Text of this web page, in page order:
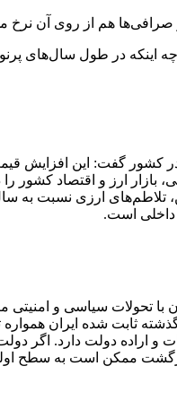
چه اینکه در طول
کشور گفت: این افزایش
ارز و اقتصاد کشور
ارزی نسبت به
داخلی است.
با تحولات سیاسی و
برخی تصور می‌کنند که این مسائل ارتباطی با ما
اراده دولت دارد. اگر
ممکن است به سطح